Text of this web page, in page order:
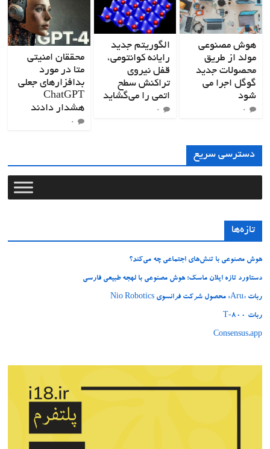
هوش مصنوعی
مولد از طریق
محصولات جدید
گوگل اجرا می
شود
۰
الگوریتم جدید
رایانه کوانتومی،
قفل نیروی
تراکنش سطح
اتمی را می‌گشاید
۰
محققان امنیتی
متا در مورد
بدافزارهای جعلی
ChatGPT
هشدار دادند
۰
دسترسی سریع
تازه‌ها
هوش مصنوعی با تنش‌های اجتماعی چه می‌کند؟
دستاورد تازه ایلان ماسک؛ هوش مصنوعی با لهجه طبیعی فارسی
ربات «Aru» محصول شرکت فرانسوی Nio Robotics
ربات T‑800
Consensus.app